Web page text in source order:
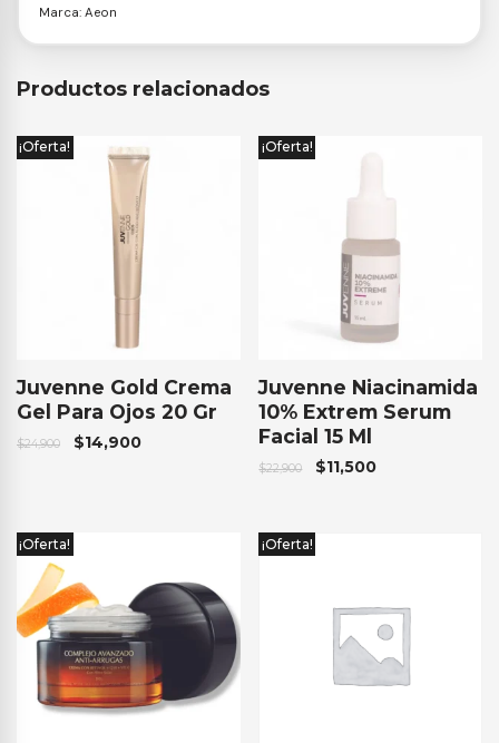
Marca: Aeon
Productos relacionados
¡Oferta!
Juvenne Gold Crema
Gel Para Ojos 20 Gr
$24,900 $14,900
¡Oferta!
Juvenne Niacinamida
10% Extrem Serum
Facial 15 Ml
$22,900 $11,500
¡Oferta! ¡Oferta!